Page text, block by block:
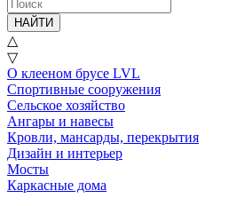
НАЙТИ
△
▽
О клееном брусе LVL
Спортивные сооружения
Сельское хозяйство
Ангары и навесы
Кровли, мансарды, перекрытия
Дизайн и интерьер
Мосты
Каркасные дома